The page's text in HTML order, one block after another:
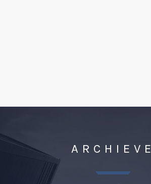
ARCHIEVE